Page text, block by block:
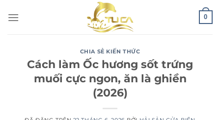
đến
0
CHIA SẺ KIẾN THỨC
Cách làm Ốc hương sốt trứng
muối cực ngon, ăn là ghiền
(2026)